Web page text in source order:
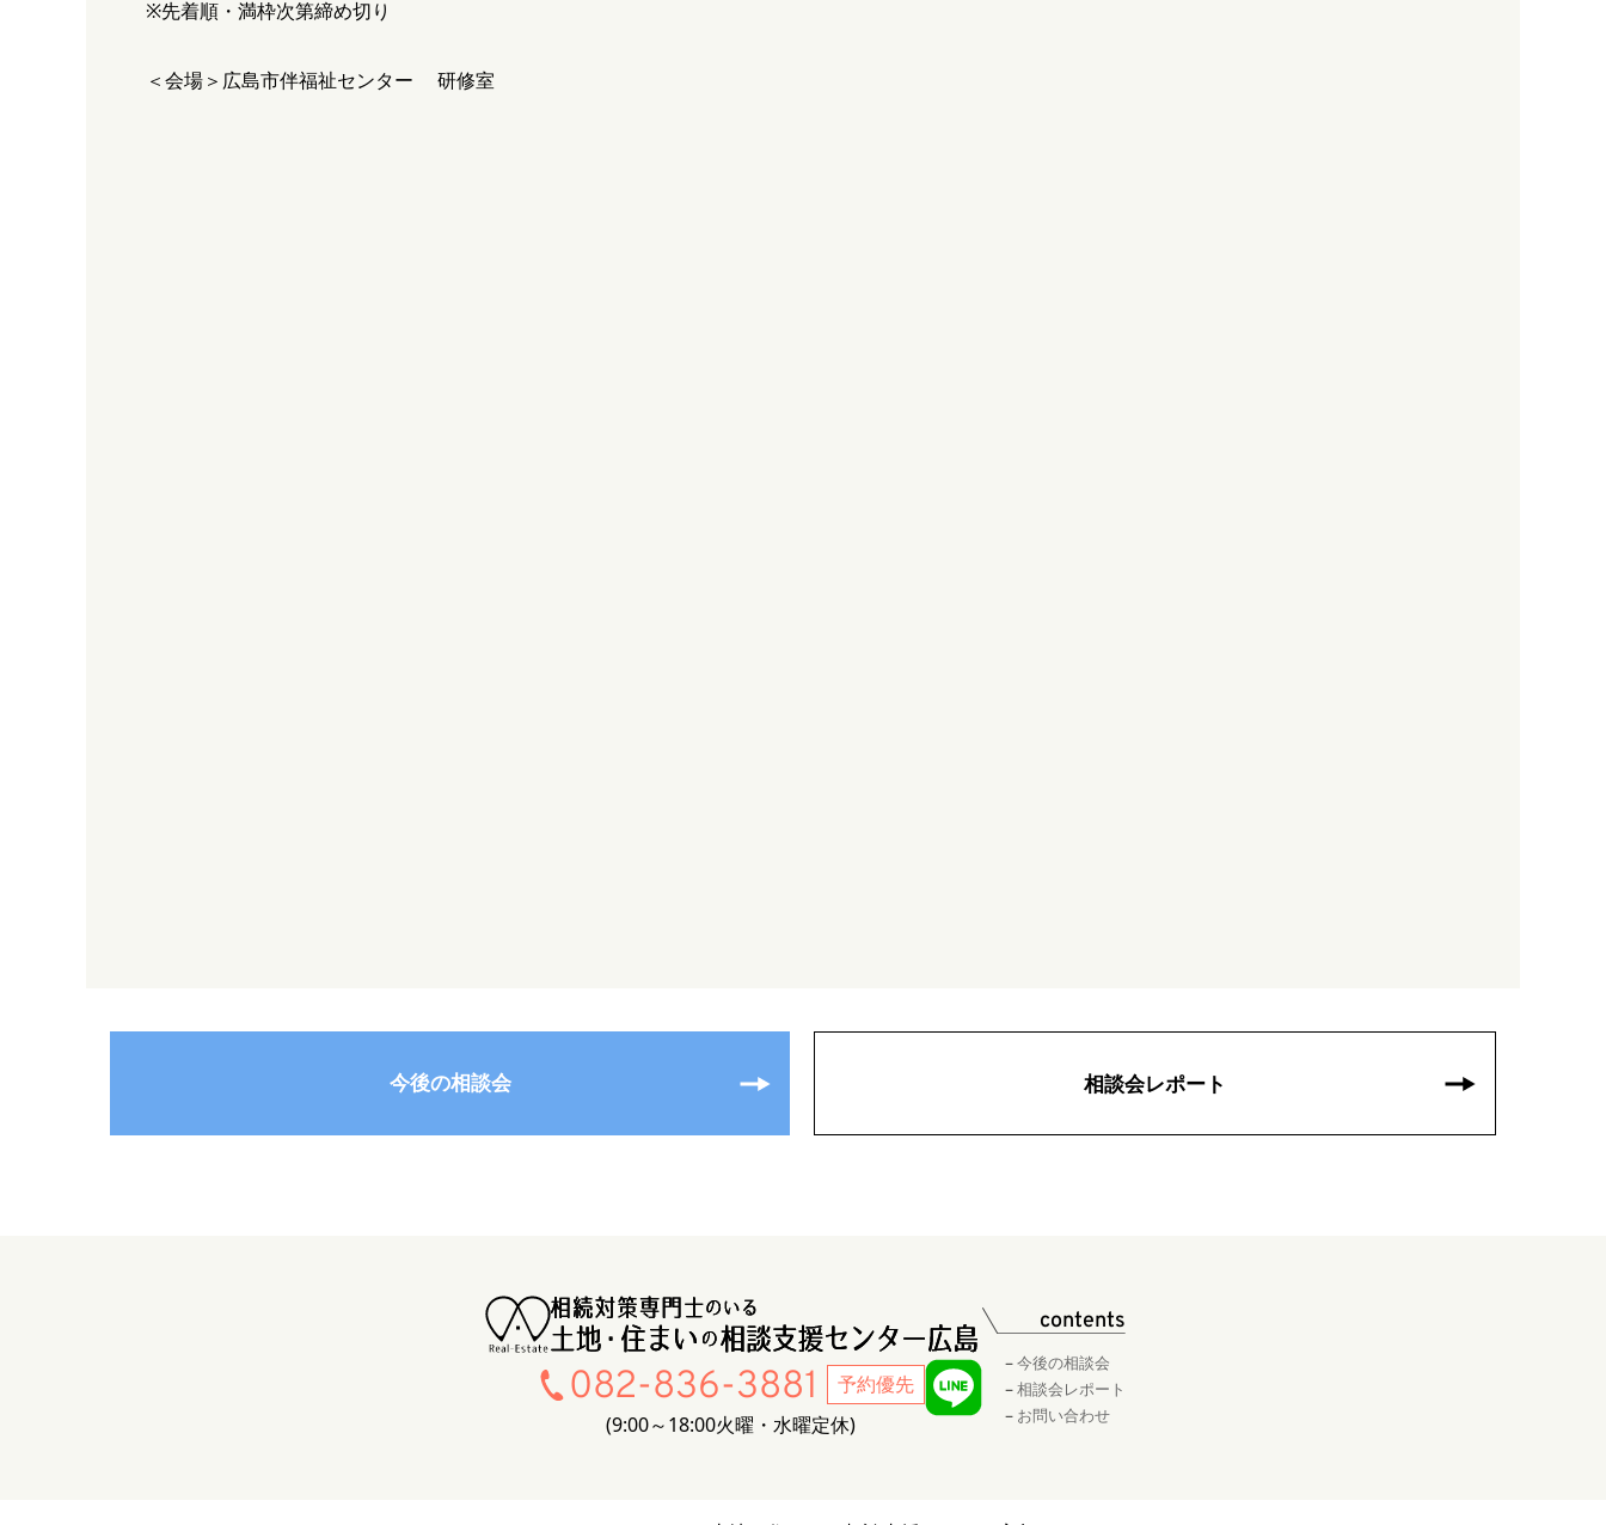
※先着順・満枠次第締め切り
＜会場＞広島市伴福祉センター 研修室
今後の相談会 相談会レポート
082-836-3881
予約優先
9:00～18:00火曜・水曜定休
contents
今後の相談会
相談会レポート
お問い合わせ